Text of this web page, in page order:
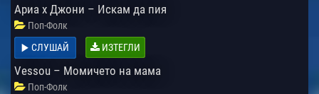
Ариа x Джони – Искам да пия
Поп-Фолк
СЛУШАЙ
ИЗТЕГЛИ
Vessou – Момичето на мама
Поп-Фолк